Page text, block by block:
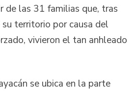
de las 31 familias que, tras
territorio por causa del
vivieron el tan anhleado
se ubica en la parte